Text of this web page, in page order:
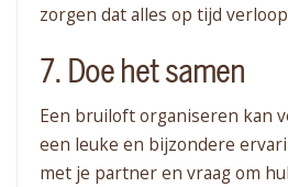
zorgen dat alles op tijd
7. Doe het samen
Een bruiloft organiseren kan
een leuke en bijzondere
met je partner en vraag om